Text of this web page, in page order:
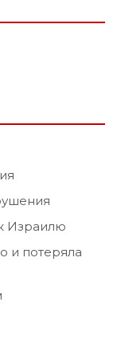
Израилю
и потеряла